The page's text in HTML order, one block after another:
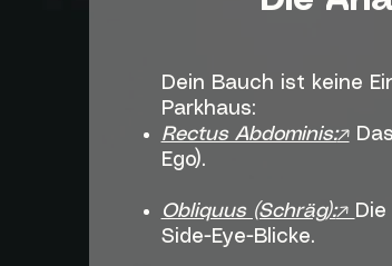
Dein Bauch ist keine
Parkhaus:
Rectus Abdominis:↗
Ego).
Obliquus (Schräg):↗
Side-Eye-Blicke.